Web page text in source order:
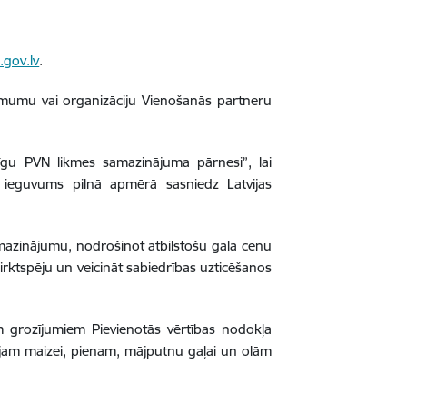
.
vai organizāciju Vienošanās partneru
PVN likmes samazinājuma pārnesi”, lai
pilnā apmērā sasniedz Latvijas
nodrošinot atbilstošu gala cenu
un veicināt sabiedrības uzticēšanos
Pievienotās vērtības nodokļa
maizei, pienam, mājputnu gaļai un olām